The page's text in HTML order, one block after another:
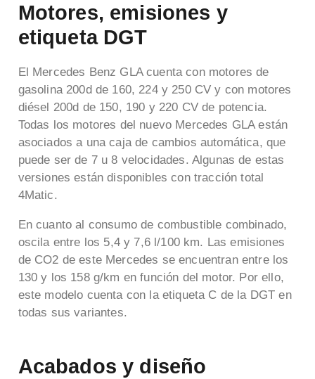
Motores, emisiones y
etiqueta DGT
El Mercedes Benz GLA cuenta con motores de
gasolina 200d de 160, 224 y 250 CV y con motores
diésel 200d de 150, 190 y 220 CV de potencia.
Todas los motores del nuevo Mercedes GLA están
asociados a una caja de cambios automática, que
puede ser de 7 u 8 velocidades. Algunas de estas
versiones están disponibles con tracción total
4Matic.
En cuanto al consumo de combustible combinado,
oscila entre los 5,4 y 7,6 l/100 km. Las emisiones
de CO2 de este Mercedes se encuentran entre los
130 y los 158 g/km en función del motor. Por ello,
este modelo cuenta con la etiqueta C de la DGT en
todas sus variantes.
Acabados y diseño